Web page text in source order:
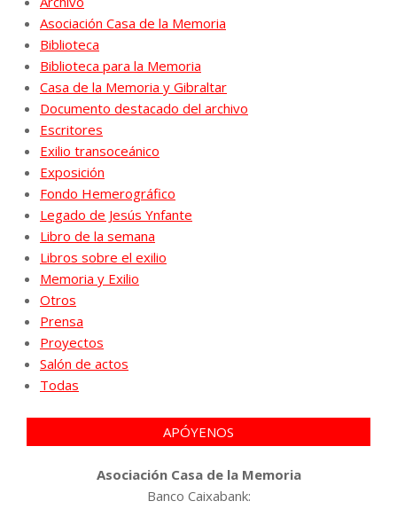
Asociación Casa de la Memoria
Biblioteca
Biblioteca para la Memoria
Casa de la Memoria y Gibraltar
Documento destacado del archivo
Escritores
Exilio transoceánico
Exposición
Fondo Hemerográfico
Legado de Jesús Ynfante
Libro de la semana
Libros sobre el exilio
Memoria y Exilio
Otros
Prensa
Proyectos
Salón de actos
Todas
APÓYENOS
Asociación Casa de la Memoria
Banco Caixabank: